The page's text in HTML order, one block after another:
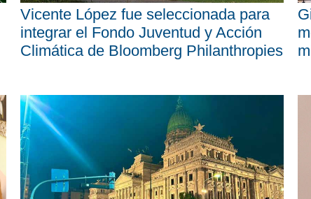
Vicente López fue seleccionada para
integrar el Fondo Juventud y Acción
Climática de Bloomberg Philanthropies